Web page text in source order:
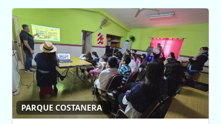
PARQUE COSTANERA